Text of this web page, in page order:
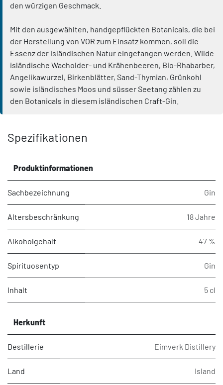
den würzigen Geschmack.
Mit den ausgewählten, handgepflückten Botanicals, die bei
der Herstellung von VOR zum Einsatz kommen, soll die
Essenz der isländischen Natur eingefangen werden. Wilde
isländische Wacholder- und Krähenbeeren, Bio-Rhabarber,
Angelikawurzel, Birkenblätter, Sand-Thymian, Grünkohl
sowie isländisches Moos und süsser Seetang zählen zu
den Botanicals in diesem isländischen Craft-Gin.
Spezifikationen
Produktinformationen
Sachbezeichnung Gin
Altersbeschränkung 18 Jahre
Alkoholgehalt 47 %
Spirituosentyp Gin
Inhalt 5 cl
Herkunft
Destillerie Eimverk Distillery
Land Island